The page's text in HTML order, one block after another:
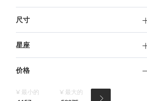
尺寸
星座
价格
¥ 最小的 ¥ 最大的